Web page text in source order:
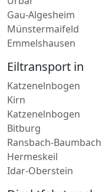
Gau-Algesheim
Münstermaifeld
Emmelshausen
Eiltransport in
Katzenelnbogen
Kirn
Katzenelnbogen
Bitburg
Ransbach-Baumbach
Hermeskeil
Idar-Oberstein